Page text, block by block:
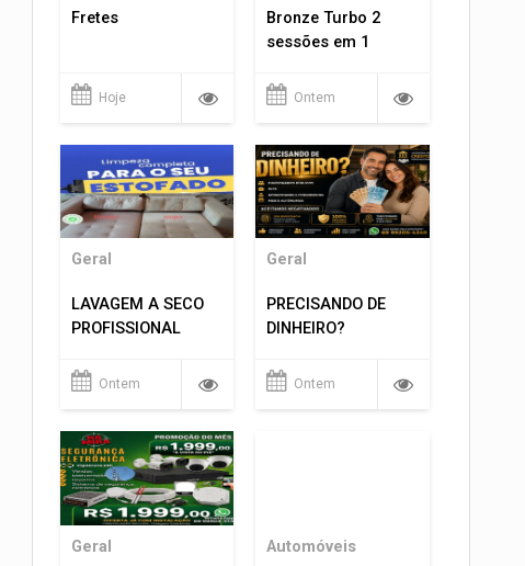
Fretes
Hoje
Bronze Turbo 2
sessões em 1
Ontem
Geral
LAVAGEM A SECO
PROFISSIONAL
Ontem
Geral
PRECISANDO DE
DINHEIRO?
Ontem
Geral Automóveis